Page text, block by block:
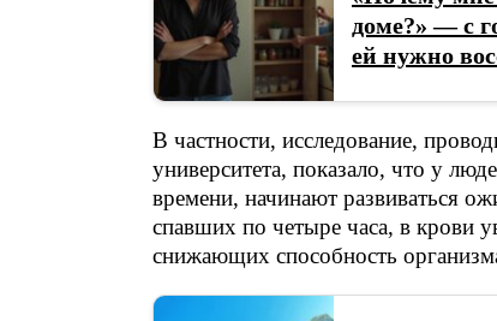
доме?» — с
ей нужно
В частности, исследование,
университета, показало, что у
времени, начинают развиваться
спавших по четыре часа, в крови
снижающих способность